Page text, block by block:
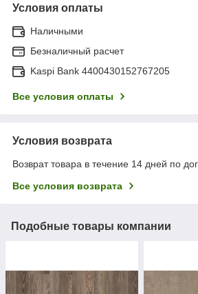
Условия оплаты
Наличными
Безналичный расчет
Kaspi Bank 4400430152767205
Все условия оплаты
Условия возврата
Возврат товара в течение 14 дней по
Все условия возврата
Подобные товары компании